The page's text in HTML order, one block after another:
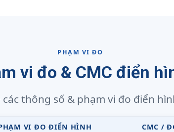
PHẠM VI ĐO
vi đo & CMC điển
thông số & phạm vi đo điển
VI ĐO ĐIỂN HÌNH CMC /